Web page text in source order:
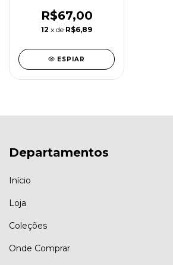
(des)humanidade
(Jacqueline de Souza
Gomes - org.)
R$67,00
12 x de R$6,89
ESPIAR
Departamentos
Início
Loja
Coleções
Onde Comprar